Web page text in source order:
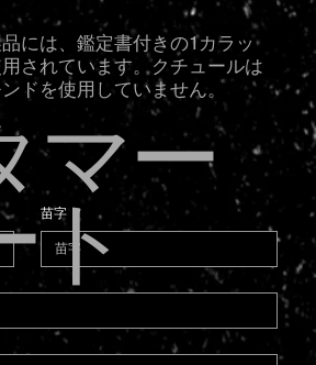
苗字
マー
ト
には、鑑定書付きの1カラッ
されています。クチュールは
ドを使用していません。